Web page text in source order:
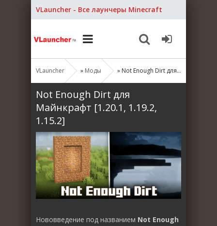
VLauncher - Все лаунчеры Minecraft
VLauncher » Моды » Not Enough Dirt для Майнкрафт [1.20.1, 1.19.2, 1.15.2]
Not Enough Dirt для
Майнкрафт [1.20.1, 1.19.2,
1.15.2]
Нововведение под названием Not Enough